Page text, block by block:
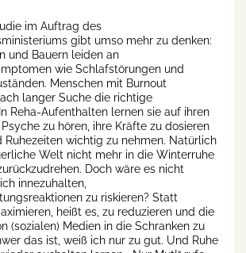
im Auftrag des
gibt umso mehr zu denken:
und Bauern leiden an
wie Schlafstörungen und
Menschen mit Burnout
langer Suche die richtige
Reha-Aufenthalten lernen sie auf ihren
zu hören, ihre Kräfte zu dosieren
Ruhezeiten wichtig zu nehmen. Natürlich
Welt nicht mehr in die Winterruhe
Doch wäre es nicht
innezuhalten,
zu riskieren? Statt
heißt es, zu reduzieren und die
(sozialen) Medien in die Schranken zu
das ist, weiß ich nur zu gut. Und Ruhe